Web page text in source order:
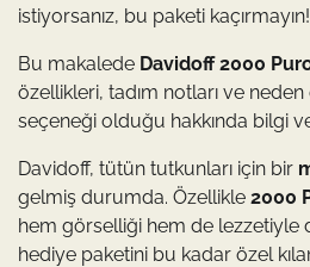
istiyorsanız, bu paketi kaçırmayın!
Bu makalede Davidoff 2000
özellikleri, tadım notları ve
seçeneği olduğu hakkında bilgi
Davidoff, tütün tutkunları için bir
gelmiş durumda. Özellikle 2000
hem görselliği hem de lezzetiyle
hediye paketini bu kadar özel